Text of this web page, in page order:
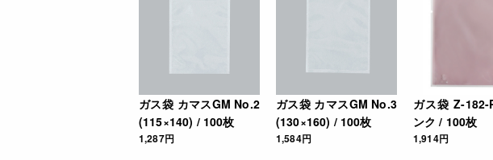
ガス袋 カマスGM No.2
(115×140) / 100枚
1,287円
ガス袋 カマスGM No.3
(130×160) / 100枚
1,584円
ガス袋 Z-
ンク / 100枚
1,914円